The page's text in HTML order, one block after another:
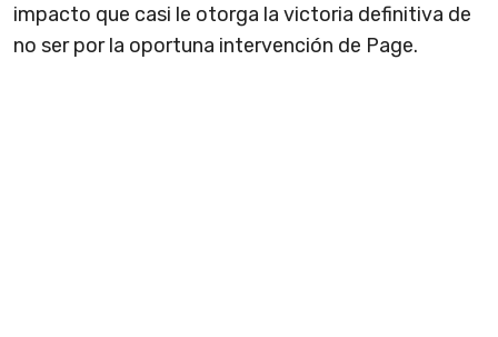
impacto que casi le otorga la victoria definitiva de
no ser por la oportuna intervención de Page.